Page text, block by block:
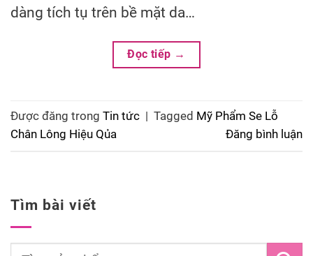
dàng tích tụ trên bề mặt da…
Đọc tiếp →
Được đăng trong Tin tức | Tagged Mỹ Phẩm Se Lỗ
Chân Lông Hiệu Qủa
Đăng bình luận
Tìm bài viết